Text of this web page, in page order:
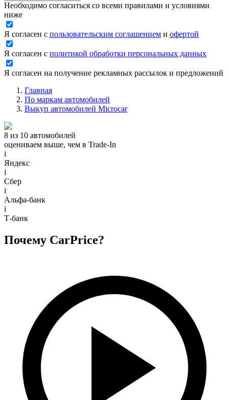
Необходимо согласиться со всеми правилами и условиями
ниже
Я согласен с пользовательским соглашением и офертой
Я согласен с политикой обработки персональных данных
Я согласен на получение рекламных рассылок и предложений
Главная
По маркам автомобилей
Выкуп автомобилей Microcar
8 из 10 автомобилей
оцениваем выше, чем в Trade‑In
i
Яндекс
i
Сбер
i
Альфа-банк
i
Т-банк
Почему CarPrice?